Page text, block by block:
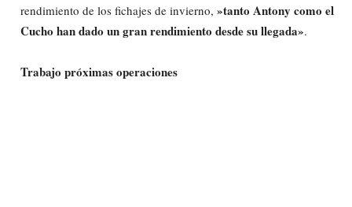
rendimiento de los fichajes de invierno, »tanto Antony como el
Cucho han dado un gran rendimiento desde su llegada».
Trabajo próximas operaciones